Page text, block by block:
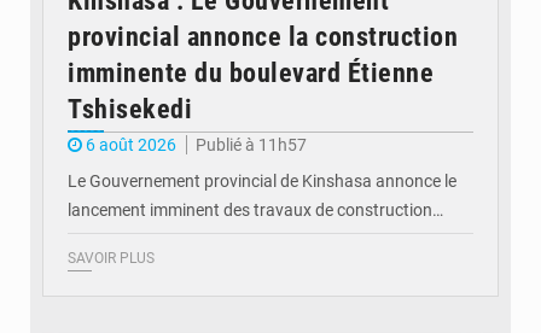
provincial annonce la construction
imminente du boulevard Étienne
Tshisekedi
6 août 2026
Publié à 11h57
Le Gouvernement provincial de Kinshasa annonce le
lancement imminent des travaux de construction…
SAVOIR PLUS